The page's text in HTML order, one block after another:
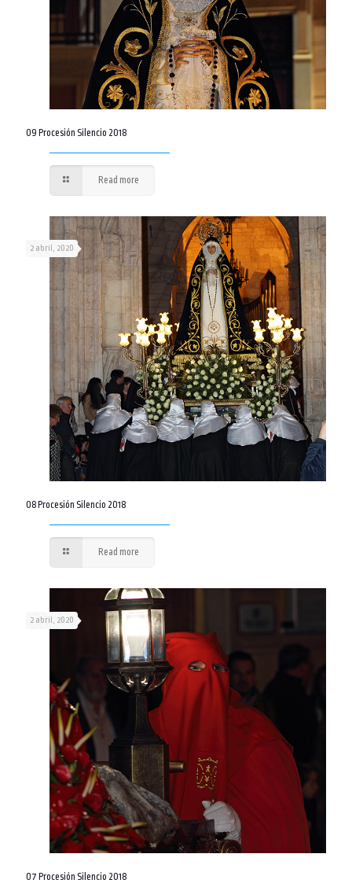
09 Procesión Silencio 2018
Read more
2 abril, 2020
08 Procesión Silencio 2018
Read more
2 abril, 2020
07 Procesión Silencio 2018